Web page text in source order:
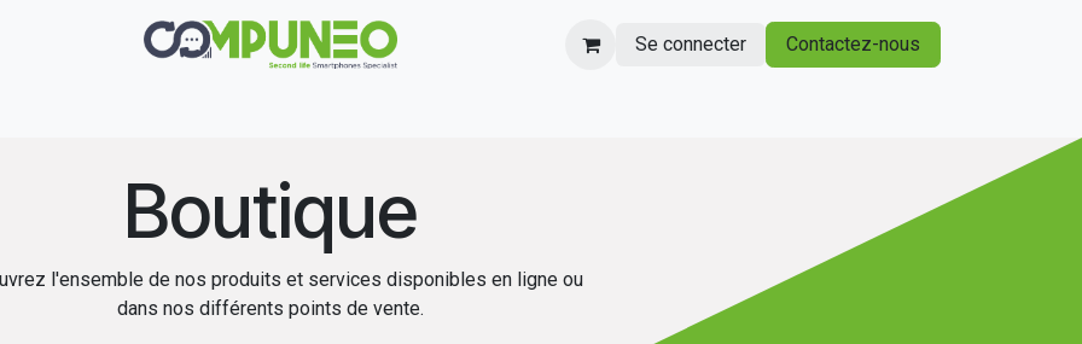
Se connecter Contactez-nous
Boutique
l'ensemble de nos produits et services disponibles en ligne ou
dans nos différents points de vente.